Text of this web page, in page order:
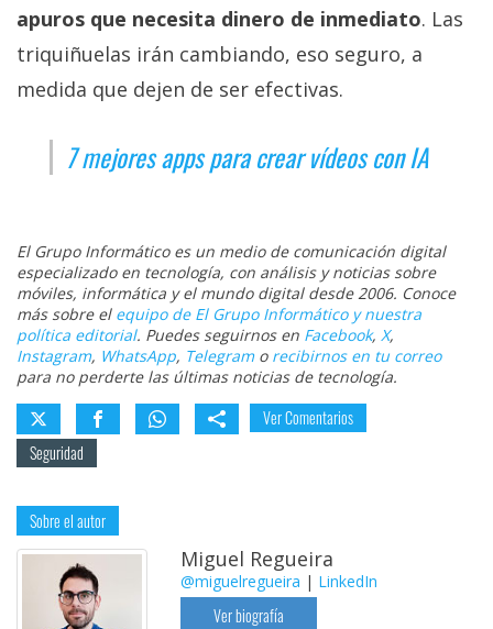
apuros que necesita dinero de inmediato. Las
triquiñuelas irán cambiando, eso seguro, a
medida que dejen de ser efectivas.
7 mejores apps para crear vídeos con IA
El Grupo Informático es un medio de comunicación digital
especializado en tecnología, con análisis y noticias sobre
móviles, informática y el mundo digital desde 2006. Conoce
más sobre el equipo de El Grupo Informático y nuestra
política editorial. Puedes seguirnos en Facebook, X,
Instagram, WhatsApp, Telegramo recibirnos en tu correo
para no perderte las últimas noticias de tecnología.
Ver Comentarios
Seguridad
Sobre el autor
Miguel Regueira
@miguelregueira | LinkedIn
Ver biografía